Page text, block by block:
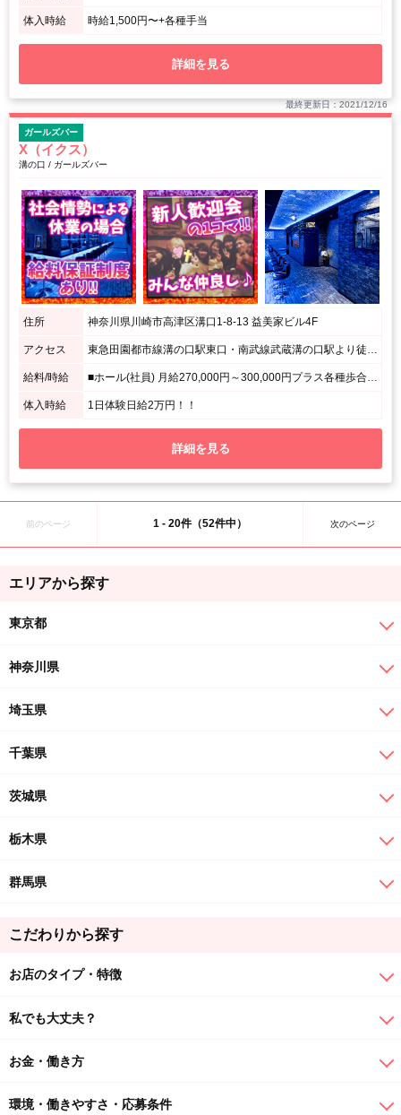
体入時給 時給1,500円〜+各種手当
詳細を見る
最終更新日：2021/12/16
ガールズバー
X（イクス）
溝の口 / ガールズバー
住所 神奈川県川崎市高津区溝口1-8-13 益美家ビル4F
アクセス
給料/時給
体入時給 1日体験日給2万円！！
詳細を見る
前のページ 1 - 20件（52件中） 次のページ
エリアから探す
東京都
神奈川県
埼玉県
千葉県
茨城県
栃木県
群馬県
こだわりから探す
お店のタイプ・特徴
私でも大丈夫？
お金・働き方
環境・働きやすさ・応募条件